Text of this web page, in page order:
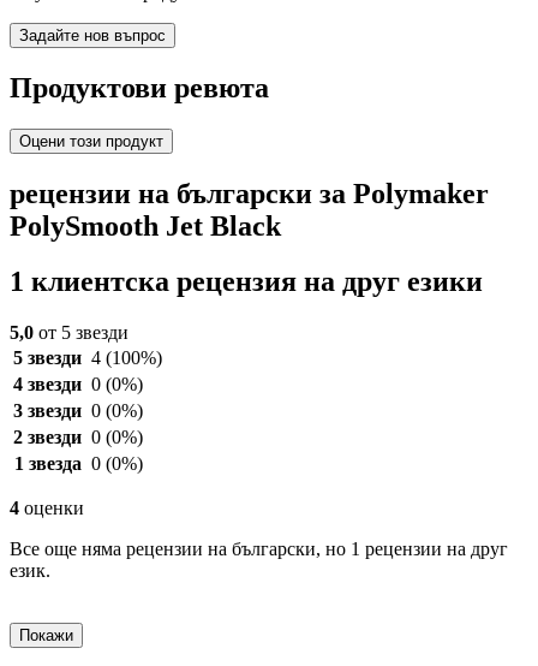
Задайте нов въпрос
Продуктови ревюта
Оцени този продукт
рецензии на български за Polymaker
PolySmooth Jet Black
1 клиентска рецензия на друг езики
5,0 от 5 звезди
5 звезди 4 (100%)
4 звезди 0 (0%)
3 звезди 0 (0%)
2 звезди 0 (0%)
1 звезда 0 (0%)
4 оценки
Все още няма рецензии на български, но 1 рецензии на друг
език.
Покажи